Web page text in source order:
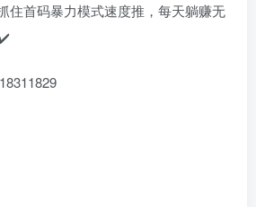
住首码暴力模式速度推，每天躺赚无